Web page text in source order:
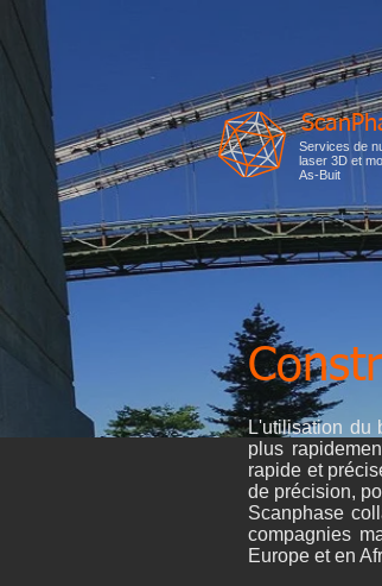
Services de
laser 3D et
As-Buit
L'utilisation du
plus
rapide et
de précision,
Scanphase
compagnies
Europe et en